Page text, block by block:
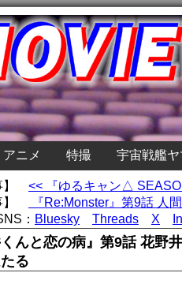
アニメ 特撮 宇宙戦艦ヤ
】 << 『ゆるキャン△
】
『Re:Monster』第9話 人
： Bluesky Threads X
くんと恋の病』第9話 花野
る